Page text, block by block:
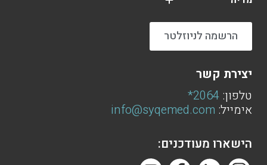
הרשמה לניוזלטר
יצירת קשר
טלפון: 2064*
אימייל: info@syqemed.com
הישארו מעודכנים: